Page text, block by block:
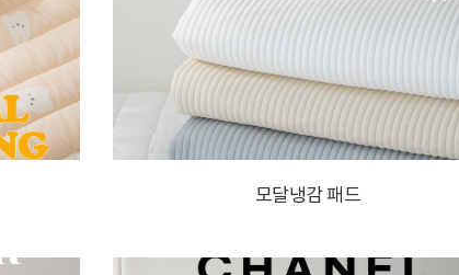
모달냉감 패드